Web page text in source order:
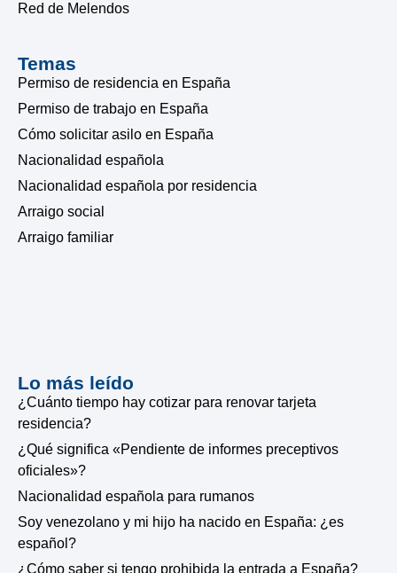
Red de Melendos
Temas
Permiso de residencia en España
Permiso de trabajo en España
Cómo solicitar asilo en España
Nacionalidad española
Nacionalidad española por residencia
Arraigo social
Arraigo familiar
Lo más leído
¿Cuánto tiempo hay cotizar para renovar tarjeta
residencia?
¿Qué significa «Pendiente de informes preceptivos
oficiales»?
Nacionalidad española para rumanos
Soy venezolano y mi hijo ha nacido en España: ¿es
español?
¿Cómo saber si tengo prohibida la entrada a España?